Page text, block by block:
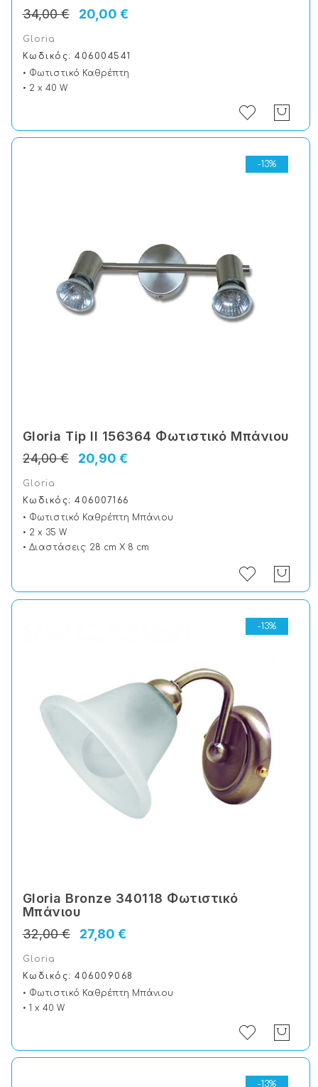
20,00 €
34,00 €
Gloria
Κωδικός: 406004541
• Φωτιστικό Καθρέπτη
• 2 x 40 W
-13%
Gloria Tip II 156364 Φωτιστικό Μπάνιου
20,90 €
24,00 €
Gloria
Κωδικός: 406007166
• Φωτιστικό Καθρέπτη Μπάνιου
• 2 x 35 W
• Διαστάσεις: 28 cm X 8 cm
-13%
Gloria Bronze 340118 Φωτιστικό
Μπάνιου
27,80 €
32,00 €
Gloria
Κωδικός: 406009068
• Φωτιστικό Καθρέπτη Μπάνιου
• 1 x 40 W
-13%